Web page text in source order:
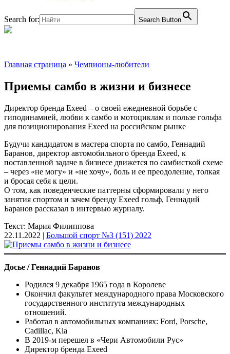
Search for: Search Button
Главная страница » Чемпионы-любители
Приемы самбо в жизни и бизнесе
Директор бренда Exeed – о своей ежедневной борьбе с
гиподинамией, любви к самбо и мотоциклам и пользе гольфа
для позиционирования Exeed на российском рынке
Будучи кандидатом в мастера спорта по самбо, Геннадий
Баранов, директор автомобильного бренда Exeed, к
поставленной задаче в бизнесе движется по самбисткой схеме
– через «не могу» и «не хочу», боль и ее преодоление, толкая
и бросая себя к цели.
О том, как поведенческие паттерны сформировали у него
занятия спортом и зачем бренду Exeed гольф, Геннадий
Баранов рассказал в интервью журналу.
Текст: Мария Филиппова
22.11.2022 | Большой спорт №3 (151) 2022
Досье / Геннадий Баранов
Родился 9 декабря 1965 года в Королеве
Окончил факультет международного права Московского
государственного института международных
отношений.
Работал в автомобильных компаниях: Ford, Porsche,
Cadillac, Kia
В 2019-м перешел в «Чери Автомобили Рус»
Директор бренда Exeed